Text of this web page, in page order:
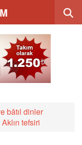
bâtıl dinler
Aklın tefsiri